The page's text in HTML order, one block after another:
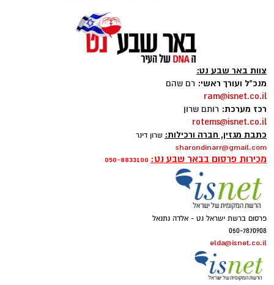
צוות באר שבע נט:
מנכ"ל ועורך ראשי: רם שהם
ram@isnet.co.il
רכז מערכת: רותם שרון
rotems@isnet.co.il
כתבת מגזין, חברה ורכילות: שרון דינר
sharondinarr@gmail.com
מכירות פרסום בבאר שבע נט: 050-8833100
פרסום ברשת ישראל נט - אלדה נתנאל
050-7870908
elda@isnet.co.il